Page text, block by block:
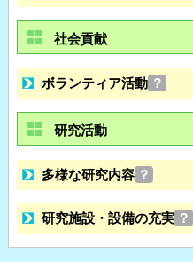
社会貢献
ボランティア活動 ？
研究活動
多様な研究内容 ？
研究施設・設備の充実 ？